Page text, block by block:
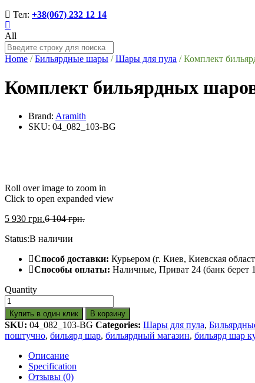
Тел: +38(067) 232 12 14
All
Home / Бильярдные шары / Шары для пула / Комплект
Комплект бильярдных
Brand: Aramith
SKU: 04_082_103-BG
Roll over image to zoom in
Click to open expanded view
5 930 грн.6 104грн.
Status:В наличии
Способ доставки: Курьером (г. Киев, Киевская
Способы оплаты: Наличные, Приват 24 (банк берет
Quantity
Купить в один клик В корзину
SKU: 04_082_103-BG Categories: Шары для пула,
поштучно, бильярд шар, бильярдный магазин, бильярд шар
Описание
Specification
Отзывы (0)